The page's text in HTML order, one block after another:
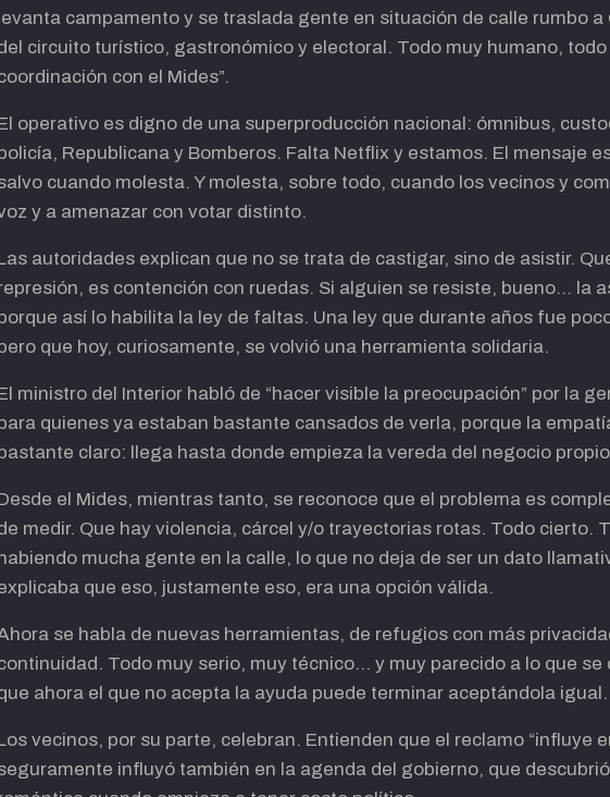
campamento y se traslada gente en situación de calle rumbo
circuito turístico, gastronómico y electoral. Todo muy humano, todo
con el Mides”.
operativo es digno de una superproducción nacional: ómnibus,
Republicana y Bomberos. Falta Netflix y estamos. El mensaje
cuando molesta. Y molesta, sobre todo, cuando los vecinos y
y a amenazar con votar distinto.
autoridades explican que no se trata de castigar, sino de asistir.
es contención con ruedas. Si alguien se resiste, bueno… la
así lo habilita la ley de faltas. Una ley que durante años fue
que hoy, curiosamente, se volvió una herramienta solidaria.
ministro del Interior habló de “hacer visible la preocupación” por la
quienes ya estaban bastante cansados de verla, porque la
claro: llega hasta donde empieza la vereda del negocio
el Mides, mientras tanto, se reconoce que el problema es
medir. Que hay violencia, cárcel y/o trayectorias rotas. Todo cierto.
mucha gente en la calle, lo que no deja de ser un dato
que eso, justamente eso, era una opción válida.
se habla de nuevas herramientas, de refugios con más
Todo muy serio, muy técnico… y muy parecido a lo que
ahora el que no acepta la ayuda puede terminar aceptándola igual.
vecinos, por su parte, celebran. Entienden que el reclamo “influye
influyó también en la agenda del gobierno, que